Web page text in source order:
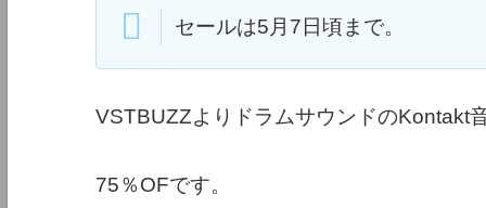
セールは5月7日頃まで。
VSTBUZZよりドラムサウンドのKontakt
75％OFです。